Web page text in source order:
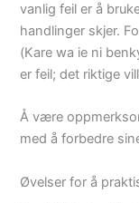
vanlig feil er å
handlinger skjer.
(Kare wa ie ni
er feil; det riktige
Å være
med å forbedre
Øvelser for å